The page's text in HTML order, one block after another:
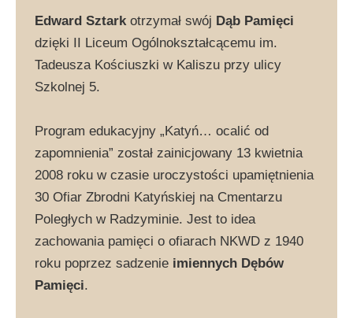
Edward Sztark otrzymał swój Dąb Pamięci
dzięki II Liceum Ogólnokształcącemu im.
Tadeusza Kościuszki w Kaliszu przy ulicy
Szkolnej 5.
Program edukacyjny „Katyń… ocalić od
zapomnienia” został zainicjowany 13 kwietnia
2008 roku w czasie uroczystości upamiętnienia
30 Ofiar Zbrodni Katyńskiej na Cmentarzu
Poległych w Radzyminie. Jest to idea
zachowania pamięci o ofiarach NKWD z 1940
roku poprzez sadzenie imiennych Dębów
Pamięci.